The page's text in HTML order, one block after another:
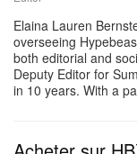
Elaina Lauren
overseeing
both editorial and
Deputy Editor for
in 10 years. With a